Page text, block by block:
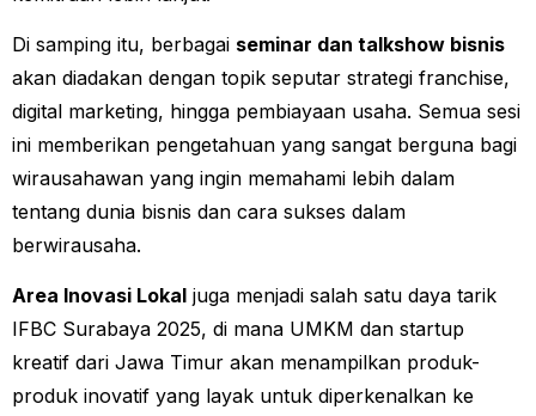
Di samping itu, berbagai seminar dan talkshow bisnis
akan diadakan dengan topik seputar strategi franchise,
digital marketing, hingga pembiayaan usaha. Semua sesi
ini memberikan pengetahuan yang sangat berguna bagi
wirausahawan yang ingin memahami lebih dalam
tentang dunia bisnis dan cara sukses dalam
berwirausaha.
Area Inovasi Lokal juga menjadi salah satu daya tarik
IFBC Surabaya 2025, di mana UMKM dan startup
kreatif dari Jawa Timur akan menampilkan produk-
produk inovatif yang layak untuk diperkenalkan ke